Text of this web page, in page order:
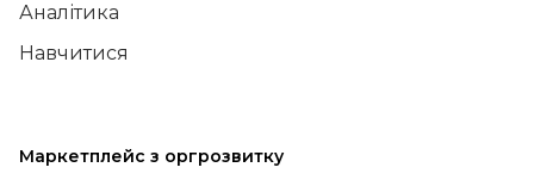
Аналітика
Навчитися
Маркетплейс з оргрозвитку